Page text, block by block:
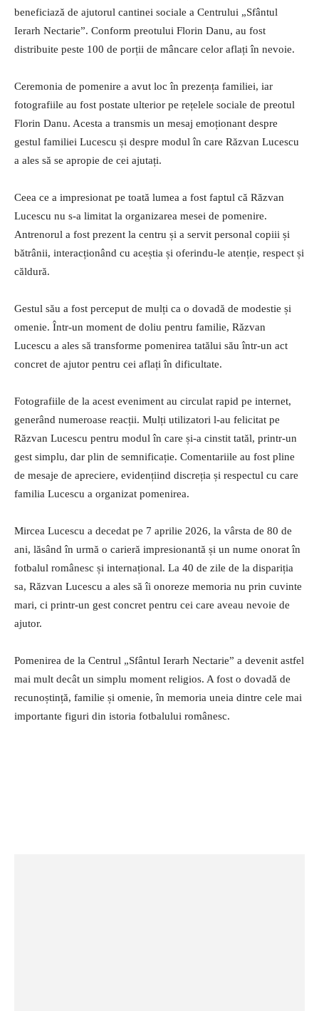
beneficiază de ajutorul cantinei sociale a Centrului „Sfântul
Ierarh Nectarie”. Conform preotului Florin Danu, au fost
distribuite peste 100 de porții de mâncare celor aflați în nevoie.
Ceremonia de pomenire a avut loc în prezența familiei, iar
fotografiile au fost postate ulterior pe rețelele sociale de preotul
Florin Danu. Acesta a transmis un mesaj emoționant despre
gestul familiei Lucescu și despre modul în care Răzvan Lucescu
a ales să se apropie de cei ajutați.
Ceea ce a impresionat pe toată lumea a fost faptul că Răzvan
Lucescu nu s-a limitat la organizarea mesei de pomenire.
Antrenorul a fost prezent la centru și a servit personal copiii și
bătrânii, interacționând cu aceștia și oferindu-le atenție, respect și
căldură.
Gestul său a fost perceput de mulți ca o dovadă de modestie și
omenie. Într-un moment de doliu pentru familie, Răzvan
Lucescu a ales să transforme pomenirea tatălui său într-un act
concret de ajutor pentru cei aflați în dificultate.
Fotografiile de la acest eveniment au circulat rapid pe internet,
generând numeroase reacții. Mulți utilizatori l-au felicitat pe
Răzvan Lucescu pentru modul în care și-a cinstit tatăl, printr-un
gest simplu, dar plin de semnificație. Comentariile au fost pline
de mesaje de apreciere, evidențiind discreția și respectul cu care
familia Lucescu a organizat pomenirea.
Mircea Lucescu a decedat pe 7 aprilie 2026, la vârsta de 80 de
ani, lăsând în urmă o carieră impresionantă și un nume onorat în
fotbalul românesc și internațional. La 40 de zile de la dispariția
sa, Răzvan Lucescu a ales să îi onoreze memoria nu prin cuvinte
mari, ci printr-un gest concret pentru cei care aveau nevoie de
ajutor.
Pomenirea de la Centrul „Sfântul Ierarh Nectarie” a devenit astfel
mai mult decât un simplu moment religios. A fost o dovadă de
recunoștință, familie și omenie, în memoria uneia dintre cele mai
importante figuri din istoria fotbalului românesc.